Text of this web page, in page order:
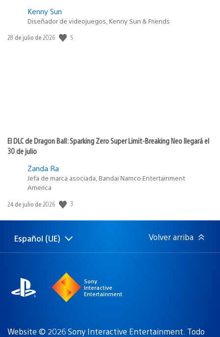
Kenny Sun
Diseñador de videojuegos, Kenny Sun & Friends
Fecha
28 de julio de 2026 5
El DLC de Dragon Ball: Sparking Zero Super Limit-Breaking Neo llegará el
30 de julio
Zanda Ra
Jefa de marca asociada, Bandai Namco Entertainment
America
Fecha
publicación:
24 de julio de 2026 3
Selecciona
una
Región
actual:
Español (UE) Volver arriba
Sony
Interactive
Entertainment
Website © 2026 Sony Interactive Entertainment. Todo